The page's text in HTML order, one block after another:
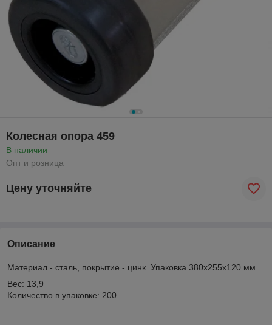
Колесная опора 459
В наличии
Опт и розница
Цену уточняйте
Описание
Материал - сталь, покрытие - цинк. Упаковка 380х255х120 мм
Вес: 13,9
Количество в упаковке: 200